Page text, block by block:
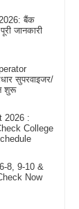
बैंक
जानकारी
सुपरवाइजर/
शुरू
2026 :
College
8, 9-10 &
Now